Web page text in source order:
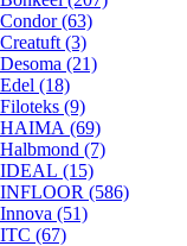
Condor (63)
Creatuft (3)
Desoma (21)
Edel (18)
Filoteks (9)
HAIMA (69)
Halbmond (7)
IDEAL (15)
INFLOOR (586)
Innova (51)
ITC (67)